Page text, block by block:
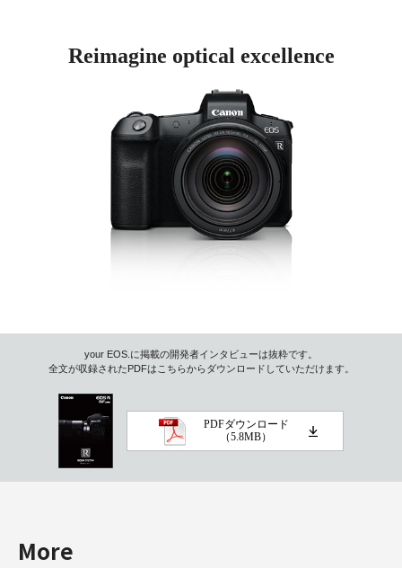
Reimagine optical excellence
your EOS.に掲載の開発者インタビューは抜粋です。
全文が収録されたPDFはこちらからダウンロードしていただけます。
PDFダウンロード
（5.8MB）
More